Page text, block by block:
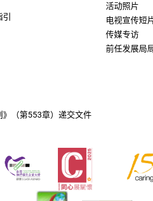
（第553章）递交文件
活动照片
电视宣传短
传媒专访
前任发展局